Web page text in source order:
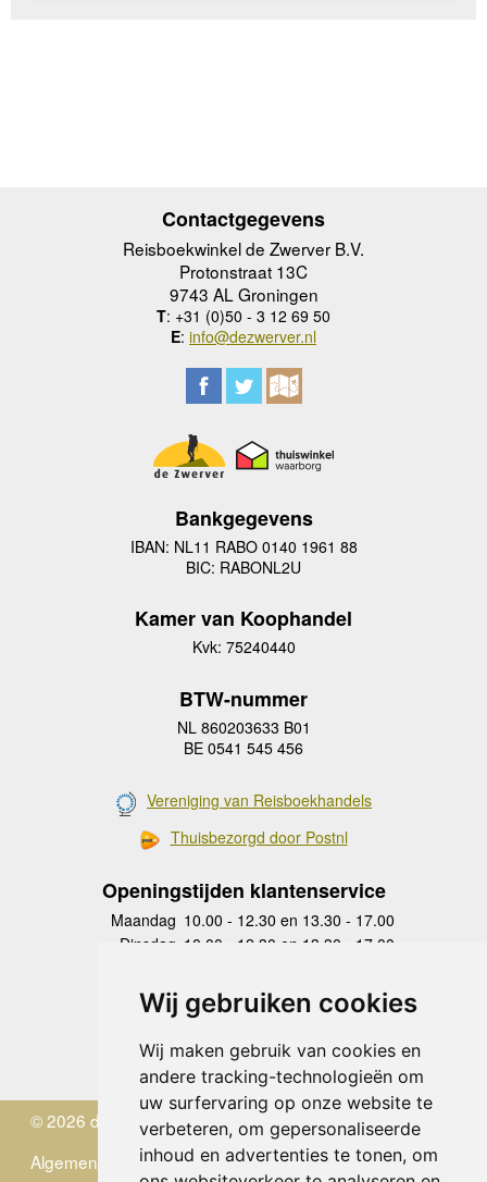
Wij gebruiken cookies
Wij maken gebruik van cookies en
andere tracking-technologieën om
uw surfervaring op onze website te
verbeteren, om gepersonaliseerde
inhoud en advertenties te tonen, om
Contactgegevens
Reisboekwinkel de Zwerver B.V.
Protonstraat 13C
9743 AL Groningen
T: +31 (0)50 - 3 12 69 50
E: info@dezwerver.nl
Bankgegevens
IBAN: NL11 RABO 0140 1961 88
BIC: RABONL2U
Kamer van Koophandel
Kvk: 75240440
BTW-nummer
NL 860203633 B01
BE 0541 545 456
Vereniging van Reisboekhandels
Thuisbezorgd door Postnl
Openingstijden klantenservice
Maandag 10.00 - 12.30 en 13.30 - 17.00
Dinsdag 10.00 - 12.30 en 13.30 - 17.00
Donderdag
10.00 - 12.30 en 13.30 - 17.00
Vrijdag 10.00 - 12.30 en 13.30 - 17.00
Zaterdag
gesloten
Zondag gesloten
© 2026 de Zwerver
Algemene Voorwaarden